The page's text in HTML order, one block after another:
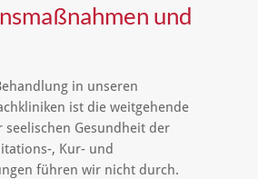
und
in unseren
ist die weitgehende
Gesundheit der
, Kur- und
führen wir nicht durch.